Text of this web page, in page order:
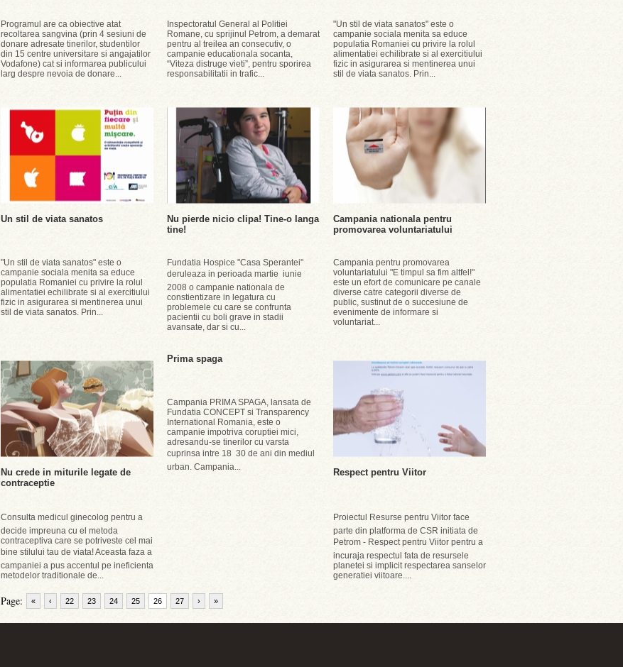
Programul are ca obiective atat
recoltarea sangvina (prin 4 sesiuni de
donare adresate tinerilor, studentilor
din 15 centre universitare si angajatilor
Vodafone) cat si informarea publicului
larg despre nevoia de donare...
Inspectoratul General al Politiei
Romane, cu sprijinul Petrom, a demarat
pentru al treilea an consecutiv, o
campanie educationala socanta,
“Viteza distruge vieti”, pentru sporirea
responsabilitatii in trafic...
"Un stil de viata sanatos" este o
campanie sociala menita sa educe
populatia Romaniei cu privire la rolul
alimentatiei echilibrate si al exercitiului
fizic in asigurarea si mentinerea unui
stil de viata sanatos. Prin...
Un stil de viata sanatos
"Un stil de viata sanatos" este o
campanie sociala menita sa educe
populatia Romaniei cu privire la rolul
alimentatiei echilibrate si al exercitiului
fizic in asigurarea si mentinerea unui
stil de viata sanatos. Prin...
Nu pierde nicio clipa! Tine-o langa
tine!
Fundatia Hospice "Casa Sperantei"
deruleaza in perioada martie  iunie
2008 o campanie nationala de
constientizare in legatura cu
problemele cu care se confrunta
pacientii cu boli grave in stadii
avansate, dar si cu...
Campania nationala pentru
promovarea voluntariatului
Campania pentru promovarea
voluntariatului "E timpul sa fim altfel!"
este un efort de comunicare pe canale
diverse catre categorii diverse de
public, sustinut de o succesiune de
evenimente de informare si
voluntariat...
Nu crede in miturile legate de
contraceptie
Consulta medicul ginecolog pentru a
decide impreuna cu el metoda
contraceptiva care se potriveste cel mai
bine stilului tau de viata! Aceasta faza a
campaniei a pus accentul pe ineficienta
metodelor traditionale de...
Prima spaga
Campania PRIMA SPAGA, lansata de
Fundatia CONCEPT si Transparency
International Romania, este o
campanie impotriva coruptiei mici,
adresandu-se tinerilor cu varsta
cuprinsa intre 18  30 de ani din mediul
urban. Campania...
Respect pentru Viitor
Proiectul Resurse pentru Viitor face
parte din platforma de CSR initiata de
Petrom - Respect pentru Viitor pentru a
incuraja respectul fata de resursele
planetei si implicit respectarea sanselor
generatiei viitoare....
Page: « ‹ 22 23 24 25 26 27 › »